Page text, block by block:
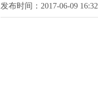
发布时间：2017-06-09 16:32